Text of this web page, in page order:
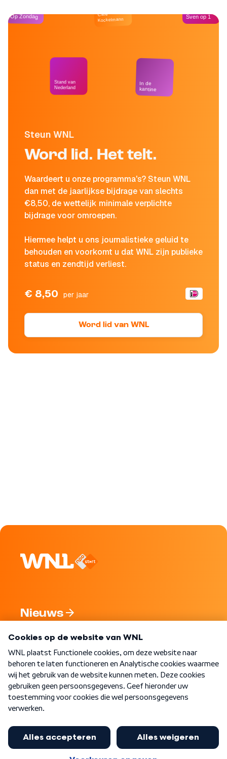
Steun WNL
Word lid. Het telt.
Waardeert u onze programma's? Steun WNL
dan met de jaarlijkse bijdrage van slechts
€8,50, de wettelijk minimale verplichte
bijdrage voor omroepen.
Hiermee helpt u ons journalistieke geluid te
behouden en voorkomt u dat WNL zijn publieke
status en zendtijd verliest.
€ 8,50 per jaar
Word lid van WNL
Op Zondag
Stand van
Nederland
Café
Kockelmann
In de
kantine
Sven op 1
Nieuws
Nieuwsbrief
Word Lid